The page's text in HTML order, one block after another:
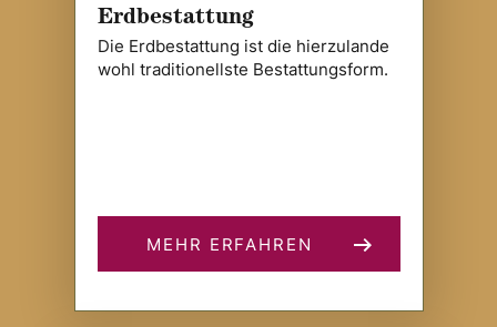
Erdbestattung
Die Erdbestattung ist die hierzulande
wohl traditionellste Bestattungsform.
MEHR ERFAHREN